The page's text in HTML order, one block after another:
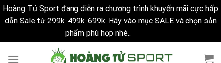
Hoàng Tử Sport đang diễn ra chương trình khuyến mãi cực hấp
dẫn Sale từ 299k-499k-699k. Hãy vào mục SALE và chọn sản
phẩm phù hợp nhé..